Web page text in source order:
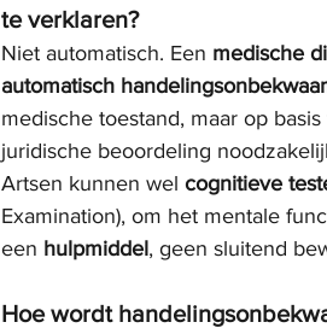
te verklaren?
Niet automatisch. Een medische
automatisch
medische toestand, maar op
juridische beoordeling
Artsen kunnen wel cognitieve
Examination), om het mentale
een hulpmiddel, geen sluitend
Hoe wordt